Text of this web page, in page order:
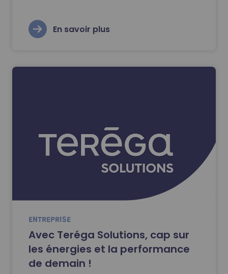
En savoir plus
ENTREPRISE
Avec Teréga Solutions, cap sur
les énergies et la performance
de demain !